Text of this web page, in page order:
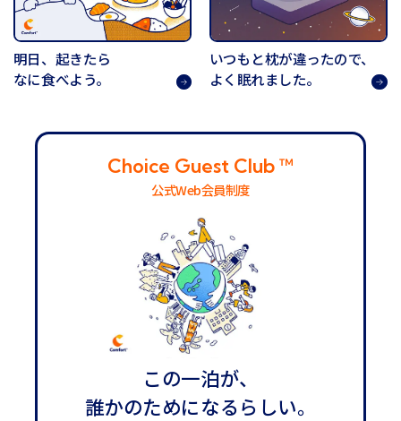
明日、起きたら
なに食べよう。
いつもと枕が違ったので、
よく眠れました。
Choice Guest Club ™
公式Web会員制度
この一泊が、
誰かのためになるらしい。